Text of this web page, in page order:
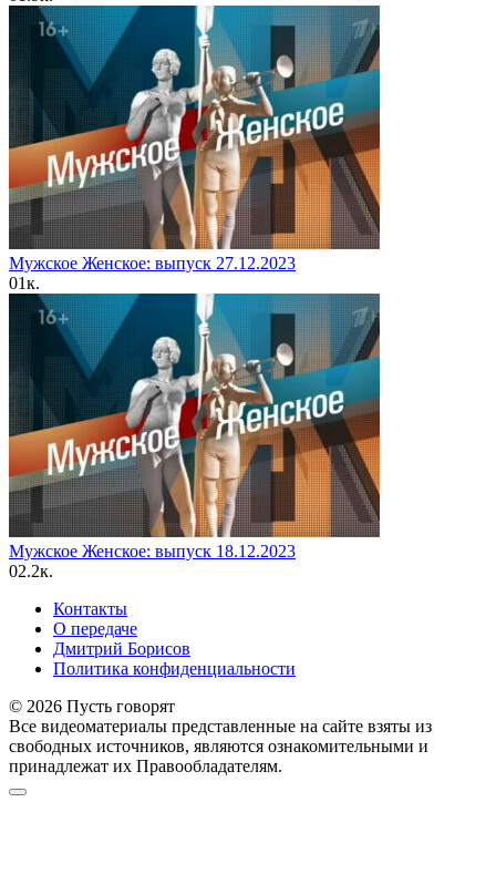
Мужское Женское: выпуск 27.12.2023
01к.
Мужское Женское: выпуск 18.12.2023
02.2к.
Контакты
О передаче
Дмитрий Борисов
Политика конфиденциальности
© 2026 Пусть говорят
Все видеоматериалы представленные на сайте взяты из
свободных источников, являются ознакомительными и
принадлежат их Правообладателям.